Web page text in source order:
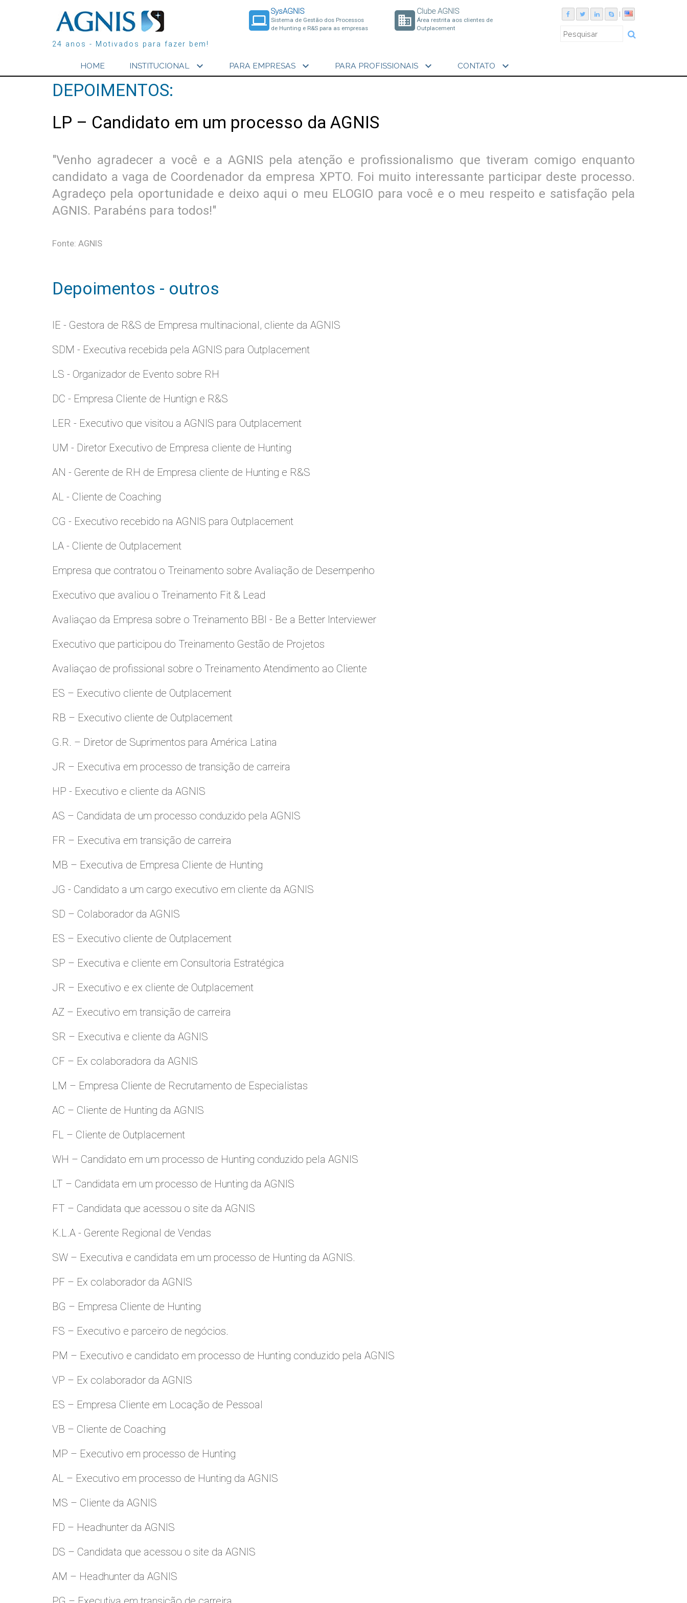
24 anos - Motivados para fazer bem!
laptop
SysAGNIS
Sistema de Gestão dos Processos
de Hunting e R&S para as empresas
business
Clube AGNIS
Área restrita aos clientes de
Outplacement
HOME INSTITUCIONAL expand_more PARA EMPRESAS expand_more PARA PROFISSIONAIS expand_more CONTATO expand_more
DEPOIMENTOS:
LP – Candidato em um processo da AGNIS
"Venho agradecer a você e a AGNIS pela atenção e profissionalismo que tiveram comigo enquanto
candidato a vaga de Coordenador da empresa XPTO. Foi muito interessante participar deste processo.
Agradeço pela oportunidade e deixo aqui o meu ELOGIO para você e o meu respeito e satisfação pela
AGNIS. Parabéns para todos!"
Fonte: AGNIS
Depoimentos - outros
IE - Gestora de R&S de Empresa multinacional, cliente da AGNIS
SDM - Executiva recebida pela AGNIS para Outplacement
LS - Organizador de Evento sobre RH
DC - Empresa Cliente de Huntign e R&S
LER - Executivo que visitou a AGNIS para Outplacement
UM - Diretor Executivo de Empresa cliente de Hunting
AN - Gerente de RH de Empresa cliente de Hunting e R&S
AL - Cliente de Coaching
CG - Executivo recebido na AGNIS para Outplacement
LA - Cliente de Outplacement
Empresa que contratou o Treinamento sobre Avaliação de Desempenho
Executivo que avaliou o Treinamento Fit & Lead
Avaliaçao da Empresa sobre o Treinamento BBI - Be a Better Interviewer
Executivo que participou do Treinamento Gestão de Projetos
Avaliaçao de profissional sobre o Treinamento Atendimento ao Cliente
ES – Executivo cliente de Outplacement
RB – Executivo cliente de Outplacement
G.R. – Diretor de Suprimentos para América Latina
JR – Executiva em processo de transição de carreira
HP - Executivo e cliente da AGNIS
AS – Candidata de um processo conduzido pela AGNIS
FR – Executiva em transição de carreira
MB – Executiva de Empresa Cliente de Hunting
JG - Candidato a um cargo executivo em cliente da AGNIS
SD – Colaborador da AGNIS
ES – Executivo cliente de Outplacement
SP – Executiva e cliente em Consultoria Estratégica
JR – Executivo e ex cliente de Outplacement
AZ – Executivo em transição de carreira
SR – Executiva e cliente da AGNIS
CF – Ex colaboradora da AGNIS
LM – Empresa Cliente de Recrutamento de Especialistas
AC – Cliente de Hunting da AGNIS
FL – Cliente de Outplacement
WH – Candidato em um processo de Hunting conduzido pela AGNIS
LT – Candidata em um processo de Hunting da AGNIS
FT – Candidata que acessou o site da AGNIS
K.L.A - Gerente Regional de Vendas
SW – Executiva e candidata em um processo de Hunting da AGNIS.
PF – Ex colaborador da AGNIS
BG – Empresa Cliente de Hunting
FS – Executivo e parceiro de negócios.
PM – Executivo e candidato em processo de Hunting conduzido pela AGNIS
VP – Ex colaborador da AGNIS
ES – Empresa Cliente em Locação de Pessoal
VB – Cliente de Coaching
MP – Executivo em processo de Hunting
AL – Executivo em processo de Hunting da AGNIS
MS – Cliente da AGNIS
FD – Headhunter da AGNIS
DS – Candidata que acessou o site da AGNIS
AM – Headhunter da AGNIS